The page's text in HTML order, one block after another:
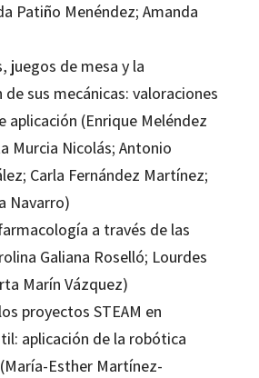
Patiño Menéndez; Amanda
juegos de mesa y la
sus mecánicas: valoraciones
aplicación (Enrique Meléndez
Murcia Nicolás; Antonio
Carla Fernández Martínez;
Navarro)
a través de las
Galiana Roselló; Lourdes
Marín Vázquez)
proyectos STEAM en
aplicación de la robótica
Esther Martínez-